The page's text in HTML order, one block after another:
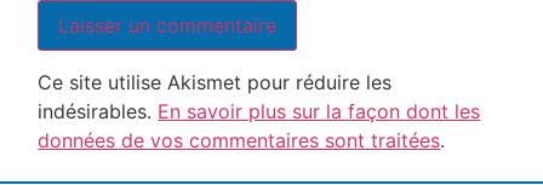
Ce site utilise Akismet pour réduire les
indésirables. En savoir plus sur la façon dont les
données de vos commentaires sont traitées.